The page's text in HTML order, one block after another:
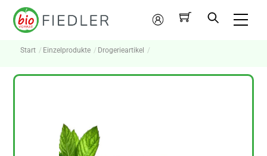
Skip
Mein
Konto
Start Einzelprodukte Drogerieartikel